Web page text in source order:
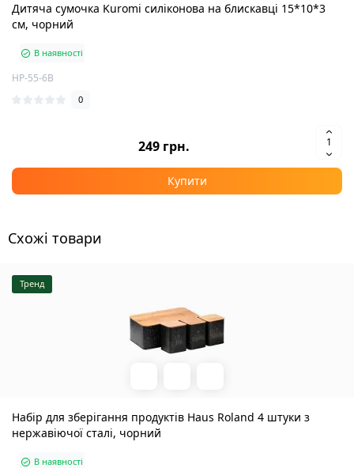
Дитяча сумочка Kuromi силіконова на блискавці 15*10*3
см, чорний
В наявності
HP-55-6B
0
249 грн.
Купити
Схожі товари
Тренд
Набір для зберігання продуктів Haus Roland 4 штуки з
нержавіючої сталі, чорний
В наявності